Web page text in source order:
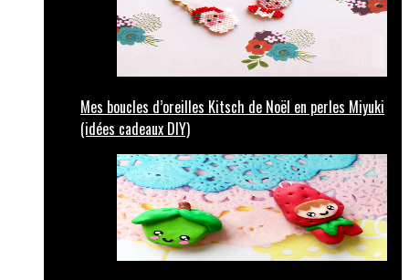
Mes boucles d’oreilles Kitsch de Noël en perles Miyuki
(idées cadeaux DIY)